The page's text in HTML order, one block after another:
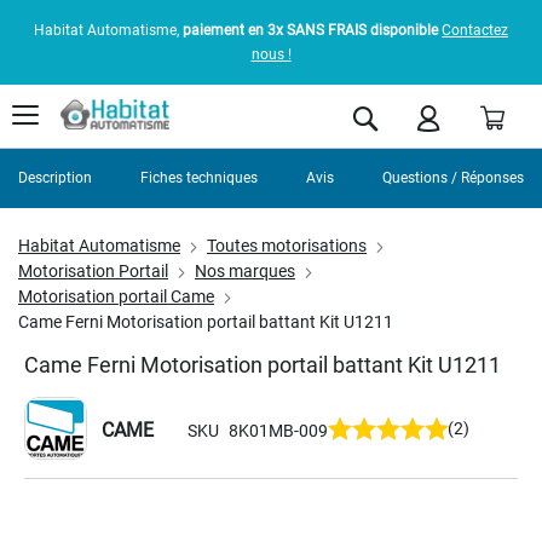
Habitat Automatisme, paiement en 3x SANS FRAIS disponible Contactez
nous !
Rechercher
Habitat Automatisme
Toutes motorisations
Motorisation Portail
Nos marques
Motorisation portail Came
Came Ferni Motorisation portail battant Kit U1211
Came Ferni Motorisation portail battant Kit U1211
CAME SKU 8K01MB-009 (2)
Description Fiches techniques Avis Questions / Réponses